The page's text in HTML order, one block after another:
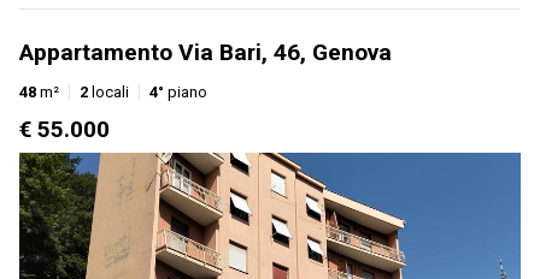
Appartamento Via Bari, 46, Genova
48 m² 2 locali 4° piano
€ 55.000